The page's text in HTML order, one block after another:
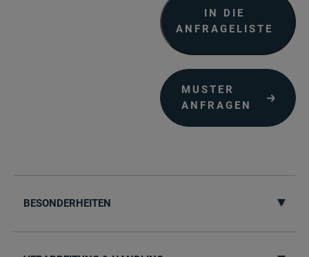
IN DIE
ANFRAGELISTE
MUSTER
ANFRAGEN
BESONDERHEITEN